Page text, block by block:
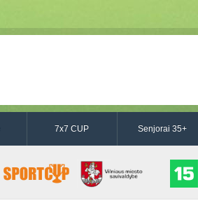
7x7 CUP Senjorai 35+